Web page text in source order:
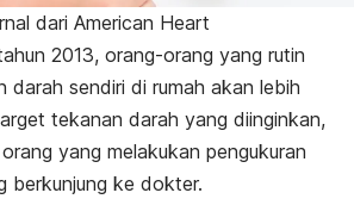
dari American Heart
2013, orang-orang yang rutin
darah sendiri di rumah akan lebih
tekanan darah yang diinginkan,
yang melakukan pengukuran
berkunjung ke dokter.